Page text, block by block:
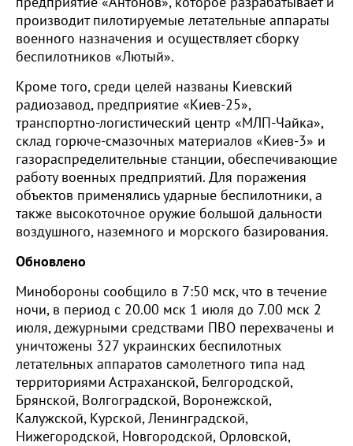
производит пилотируемые летательные аппараты
военного назначения и осуществляет сборку
беспилотников «Лютый».
Кроме того, среди целей названы Киевский
радиозавод, предприятие «Киев-25»,
транспортно-логистический центр «МЛП-Чайка»,
склад горюче-смазочных материалов «Киев-3» и
газораспределительные станции, обеспечивающие
работу военных предприятий. Для поражения
объектов применялись ударные беспилотники, а
также высокоточное оружие большой дальности
воздушного, наземного и морского базирования.
Обновлено
Минобороны сообщило в 7:50 мск, что в течение
ночи, в период с 20.00 мск 1 июля до 7.00 мск 2
июля, дежурными средствами ПВО перехвачены и
уничтожены 327 украинских беспилотных
летательных аппаратов самолетного типа над
территориями Астраханской, Белгородской,
Брянской, Волгоградской, Воронежской,
Калужской, Курской, Ленинградской,
Нижегородской, Новгородской, Орловской,